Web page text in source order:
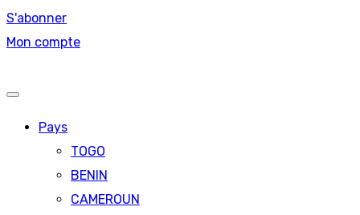
S'abonner
Mon compte
Pays
TOGO
BENIN
CAMEROUN